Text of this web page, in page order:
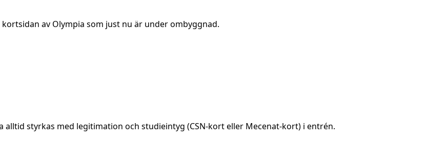
av Olympia som just nu är under ombyggnad.
alltid styrkas med legitimation och studieintyg (CSN-kort eller Mecenat-kort) i entrén.